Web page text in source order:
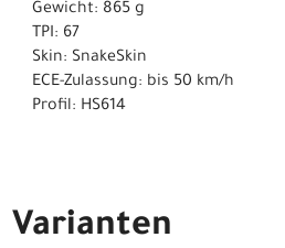
Gewicht: 865 g
TPI: 67
Skin: SnakeSkin
ECE-Zulassung: bis 50 km/h
Profil: HS614
Varianten